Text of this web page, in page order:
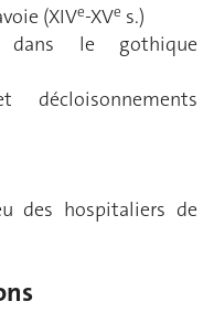
(XIVe-XVe s.)
dans le gothique
décloisonnements
des hospitaliers de